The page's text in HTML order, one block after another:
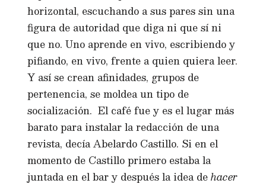
horizontal, escuchando a sus pares sin una
figura de autoridad que diga ni que sí ni
que no. Uno aprende en vivo, escribiendo y
pifiando, en vivo, frente a quien quiera leer.
Y así se crean afinidades, grupos de
pertenencia, se moldea un tipo de
socialización. El café fue y es el lugar más
barato para instalar la redacción de una
revista, decía Abelardo Castillo. Si en el
momento de Castillo primero estaba la
juntada en el bar y después la idea dehacer